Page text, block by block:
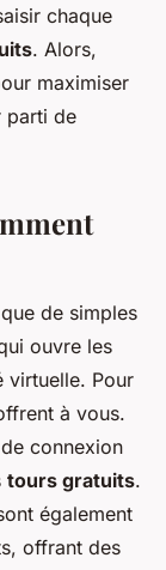
chaque
. Alors,
maximiser
parti de
de simples
ouvre les
virtuelle. Pour
à vous.
connexion
tours gratuits.
également
offrant des